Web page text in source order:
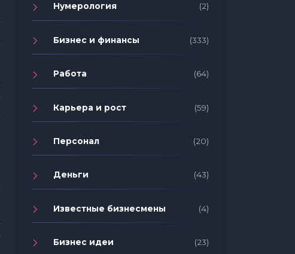
Нумерология (2)
Бизнес и финансы (333)
Работа (64)
Карьера и рост (59)
Персонал (20)
Деньги (43)
Известные бизнесмены (4)
Бизнес идеи (23)